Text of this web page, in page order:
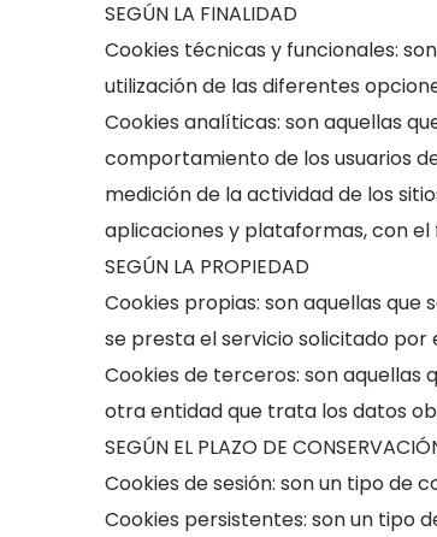
SEGÚN LA FINALIDAD
Cookies técnicas y funcionales:
utilización de las diferentes
Cookies analíticas: son aquellas
comportamiento de los usuarios
medición de la actividad de los
aplicaciones y plataformas, con el
SEGÚN LA PROPIEDAD
Cookies propias: son aquellas
se presta el servicio solicitado por
Cookies de terceros: son aquellas
otra entidad que trata los datos
SEGÚN EL PLAZO DE
Cookies de sesión: son un tipo de
Cookies persistentes: son un tipo
cómo se usa
Para que
nuestra web
funcione lo
mejor posible
durante tu
rechaza estas
cookies,
algunas
funcionalidades
desaparecerán